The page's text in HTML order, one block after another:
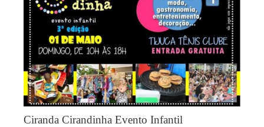
Ciranda Cirandinha Evento Infantil